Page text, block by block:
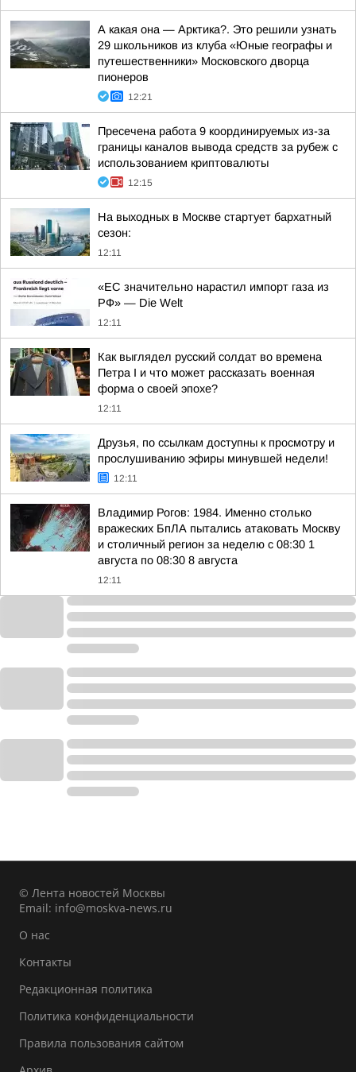
А какая она — Арктика?. Это решили узнать
29 школьников из клуба «Юные географы и
путешественники» Московского дворца
пионеров
12:21
Пресечена работа 9 координируемых из-за
границы каналов вывода средств за рубеж с
использованием криптовалюты
12:15
На выходных в Москве стартует бархатный
сезон:
12:11
«ЕС значительно нарастил импорт газа из
РФ» — Die Welt
12:11
Как выглядел русский солдат во времена
Петра I и что может рассказать военная
форма о своей эпохе?
12:11
Друзья, по ссылкам доступны к просмотру и
прослушиванию эфиры минувшей недели!
12:11
Владимир Рогов: 1984. Именно столько
вражеских БпЛА пытались атаковать Москву
и столичный регион за неделю с 08:30 1
августа по 08:30 8 августа
12:11
© Лента новостей Москвы
Email: info@moskva-news.ru
О нас
Контакты
Редакционная политика
Политика конфиденциальности
Правила пользования сайтом